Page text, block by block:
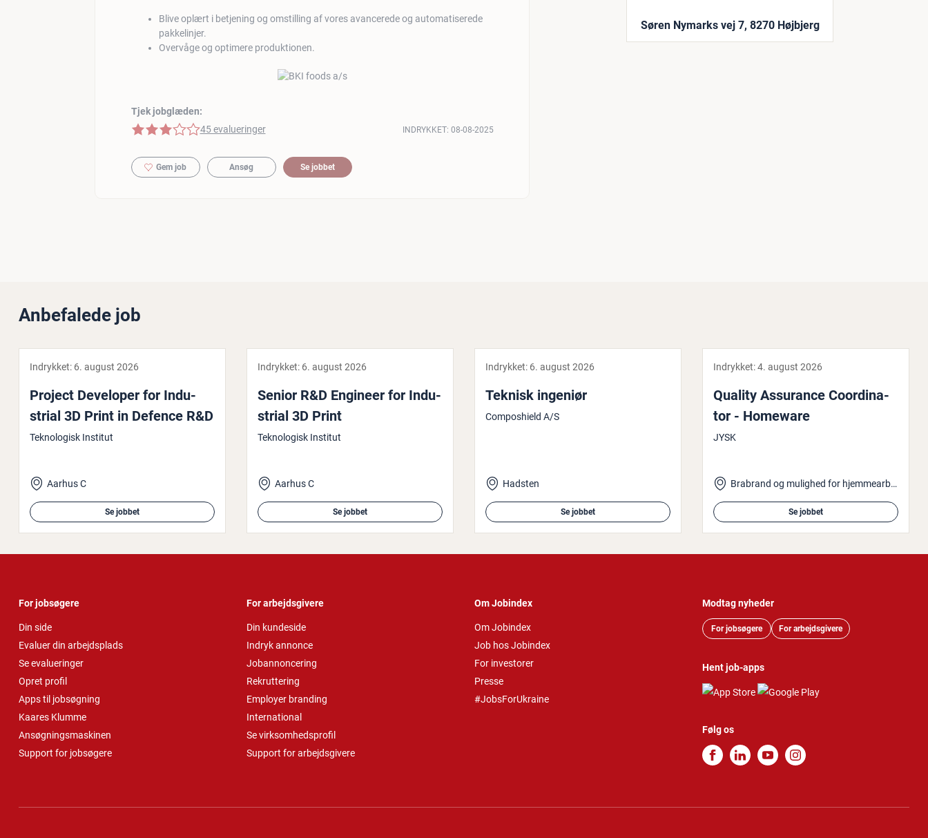
Blive oplært i betjening og omstilling af vores avancerede og automatiserede
pakkelinjer.
Overvåge og optimere produktionen.
Tjek jobglæden:
3 af 5 stjerner
45 evalueringer INDRYKKET: 08-08-2025
Gem job Ansøg Se jobbet
Søren Nymarks vej 7, 8270 Højbjerg
Anbefalede job
Indrykket: 6. august 2026
Project Developer for In­du­
stri­al 3D Print in Defence R&D
Teknologisk Institut
Aarhus C
Se jobbet
Indrykket: 6. august 2026
Senior R&D Engineer for In­du­
stri­al 3D Print
Teknologisk Institut
Aarhus C
Se jobbet
Indrykket: 6. august 2026
Teknisk ingeniør
Composhield A/S
Hadsten
Se jobbet
Indrykket:4. august 2026
Quality Assurance Co­or­di­na­
tor - Homeware
JYSK
Brabrand og mulighed for hjemmearbejde
Se jobbet
For jobsøgere
Din side
Evaluer din arbejdsplads
Se evalueringer
Opret profil
Apps til jobsøgning
Kaares Klumme
Ansøgningsmaskinen
Support for jobsøgere
For arbejdsgivere
Din kundeside
Indryk annonce
Jobannoncering
Rekruttering
Employer branding
International
Se virksomhedsprofil
Support for arbejdsgivere
Om Jobindex
Om Jobindex
Job hos Jobindex
For investorer
Presse
#JobsForUkraine
Modtag nyheder
For jobsøgere For arbejdsgivere
Hent job-apps
Følg os